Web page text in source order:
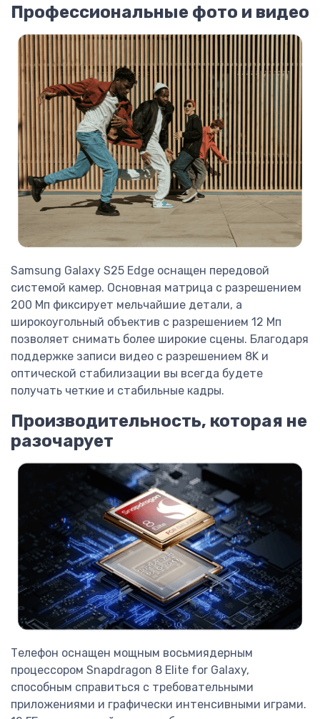
Профессиональные фото и видео
Samsung Galaxy S25 Edge оснащен передовой
системой камер. Основная матрица с разрешением
200 Мп фиксирует мельчайшие детали, а
широкоугольный объектив с разрешением 12 Мп
позволяет снимать более широкие сцены. Благодаря
поддержке записи видео с разрешением 8K и
оптической стабилизации вы всегда будете
получать четкие и стабильные кадры.
Производительность, которая не
разочарует
Телефон оснащен мощным восьмиядерным
процессором Snapdragon 8 Elite for Galaxy,
способным справиться с требовательными
приложениями и графически интенсивными играми.